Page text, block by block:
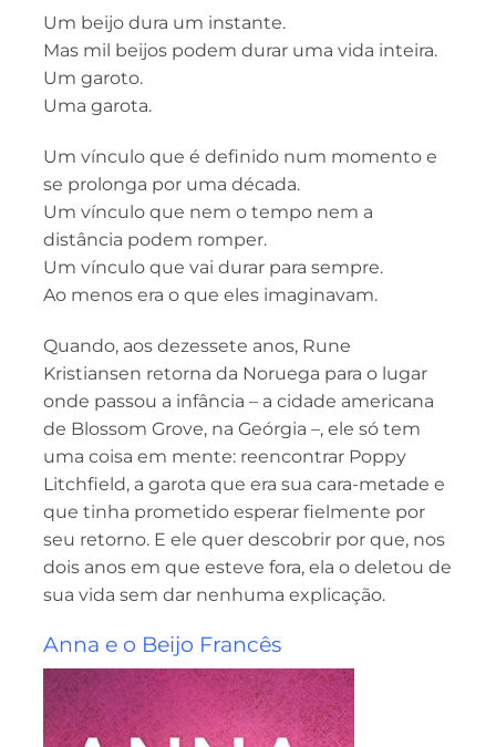
Um beijo dura um instante.
Mas mil beijos podem durar uma vida inteira.
Um garoto.
Uma garota.
Um vínculo que é definido num momento e
se prolonga por uma década.
Um vínculo que nem o tempo nem a
distância podem romper.
Um vínculo que vai durar para sempre.
Ao menos era o que eles imaginavam.
Quando, aos dezessete anos, Rune
Kristiansen retorna da Noruega para o lugar
onde passou a infância – a cidade americana
de Blossom Grove, na Geórgia –, ele só tem
uma coisa em mente: reencontrar Poppy
Litchfield, a garota que era sua cara-metade e
que tinha prometido esperar fielmente por
seu retorno. E ele quer descobrir por que, nos
dois anos em que esteve fora, ela o deletou de
sua vida sem dar nenhuma explicação.
Anna e o Beijo Francês